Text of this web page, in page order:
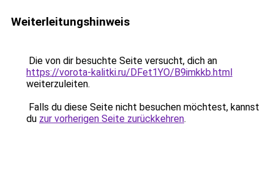
Weiterleitungshinweis
Die von dir besuchte Seite versucht, dich an
https://vorota-kalitki.ru/DFet1YO/B9imkkb.html
weiterzuleiten.
Falls du diese Seite nicht besuchen möchtest, kannst
du zur vorherigen Seite zurückkehren.